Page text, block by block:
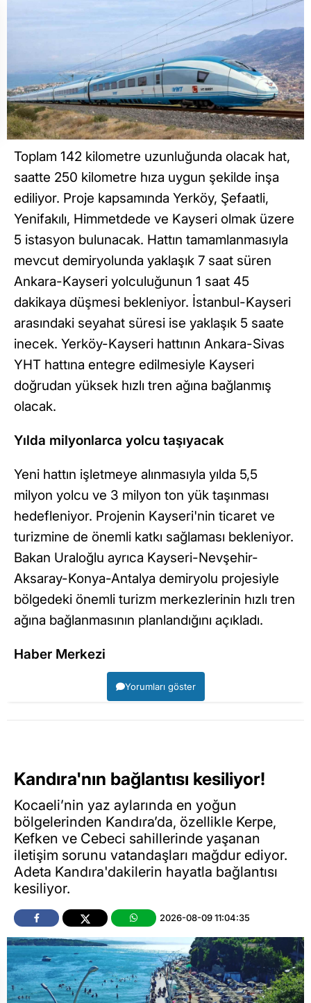
Toplam 142 kilometre uzunluğunda olacak hat,
saatte 250 kilometre hıza uygun şekilde inşa
ediliyor. Proje kapsamında Yerköy, Şefaatli,
Yenifakılı, Himmetdede ve Kayseri olmak üzere
5 istasyon bulunacak. Hattın tamamlanmasıyla
mevcut demiryolunda yaklaşık 7 saat süren
Ankara-Kayseri yolculuğunun 1 saat 45
dakikaya düşmesi bekleniyor. İstanbul-Kayseri
arasındaki seyahat süresi ise yaklaşık 5 saate
inecek. Yerköy-Kayseri hattının Ankara-Sivas
YHT hattına entegre edilmesiyle Kayseri
doğrudan yüksek hızlı tren ağına bağlanmış
olacak.
Yılda milyonlarca yolcu taşıyacak
Yeni hattın işletmeye alınmasıyla yılda 5,5
milyon yolcu ve 3 milyon ton yük taşınması
hedefleniyor. Projenin Kayseri'nin ticaret ve
turizmine de önemli katkı sağlaması bekleniyor.
Bakan Uraloğlu ayrıca Kayseri-Nevşehir-
Aksaray-Konya-Antalya demiryolu projesiyle
bölgedeki önemli turizm merkezlerinin hızlı tren
ağına bağlanmasının planlandığını açıkladı.
Haber Merkezi
Yorumları göster
Kandıra'nın bağlantısı kesiliyor!
Kocaeli’nin yaz aylarında en yoğun
bölgelerinden Kandıra’da, özellikle Kerpe,
Kefken ve Cebeci sahillerinde yaşanan
iletişim sorunu vatandaşları mağdur ediyor.
Adeta Kandıra'dakilerin hayatla bağlantısı
kesiliyor.
2026-08-09 11:04:35